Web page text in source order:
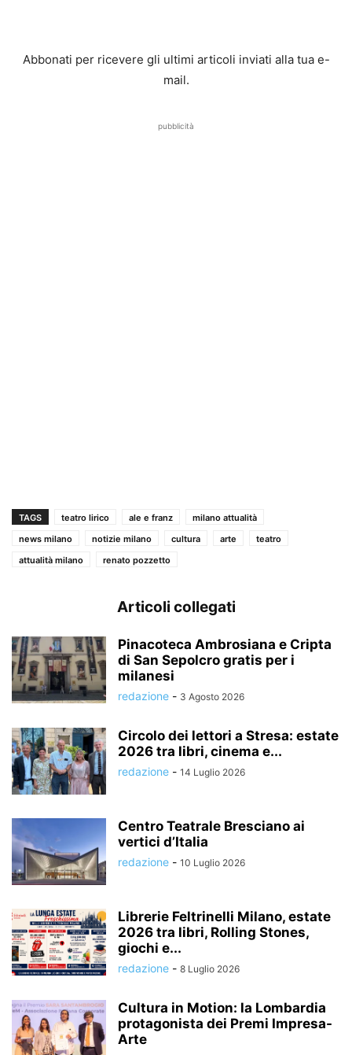
Abbonati per ricevere gli ultimi articoli inviati alla tua e-
mail.
pubblicità
TAGS teatro lirico ale e franz
milano attualità
news milano
notizie milano cultura arte
teatro
attualità milano
renato pozzetto
Articoli collegati
Pinacoteca Ambrosiana e Cripta
di San Sepolcro gratis per i
milanesi
redazione - 3 Agosto 2026
Circolo dei lettori a Stresa: estate
2026 tra libri, cinema e...
redazione - 14 Luglio 2026
Centro Teatrale Bresciano ai
vertici d’Italia
redazione - 10 Luglio 2026
Librerie Feltrinelli Milano, estate
2026 tra libri, Rolling Stones,
giochi e...
redazione - 8 Luglio 2026
Cultura in Motion: la Lombardia
protagonista dei Premi Impresa-
Arte